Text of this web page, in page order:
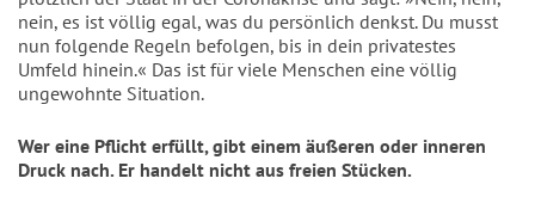
nein, es ist völlig egal, was du persönlich denkst. Du musst
nun folgende Regeln befolgen, bis in dein privatestes
Umfeld hinein.« Das ist für viele Menschen eine völlig
ungewohnte Situation.
Wer eine Pflicht erfüllt, gibt einem äußeren oder inneren
Druck nach. Er handelt nicht aus freien Stücken.